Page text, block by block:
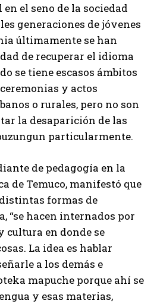
el seno de la sociedad
generaciones de jóvenes
últimamente se han
de recuperar el idioma
se tiene escasos ámbitos
y actos
o rurales, pero no son
la desaparición de las
particularmente.
de pedagogía en la
de Temuco, manifestó que
formas de
“se hacen internados por
cultura en donde se
La idea es hablar
a los demás e
mapuche porque ahí se
y esas materias,